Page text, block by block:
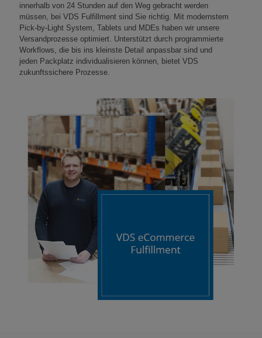
innerhalb von 24 Stunden auf den Weg gebracht werden
müssen, bei VDS Fulfillment sind Sie richtig. Mit modernstem
Pick-by-Light System, Tablets und MDEs haben wir unsere
Versandprozesse optimiert. Unterstützt durch programmierte
Workflows, die bis ins kleinste Detail anpassbar sind und
jeden Packplatz individualisieren können, bietet VDS
zukunftssichere Prozesse.